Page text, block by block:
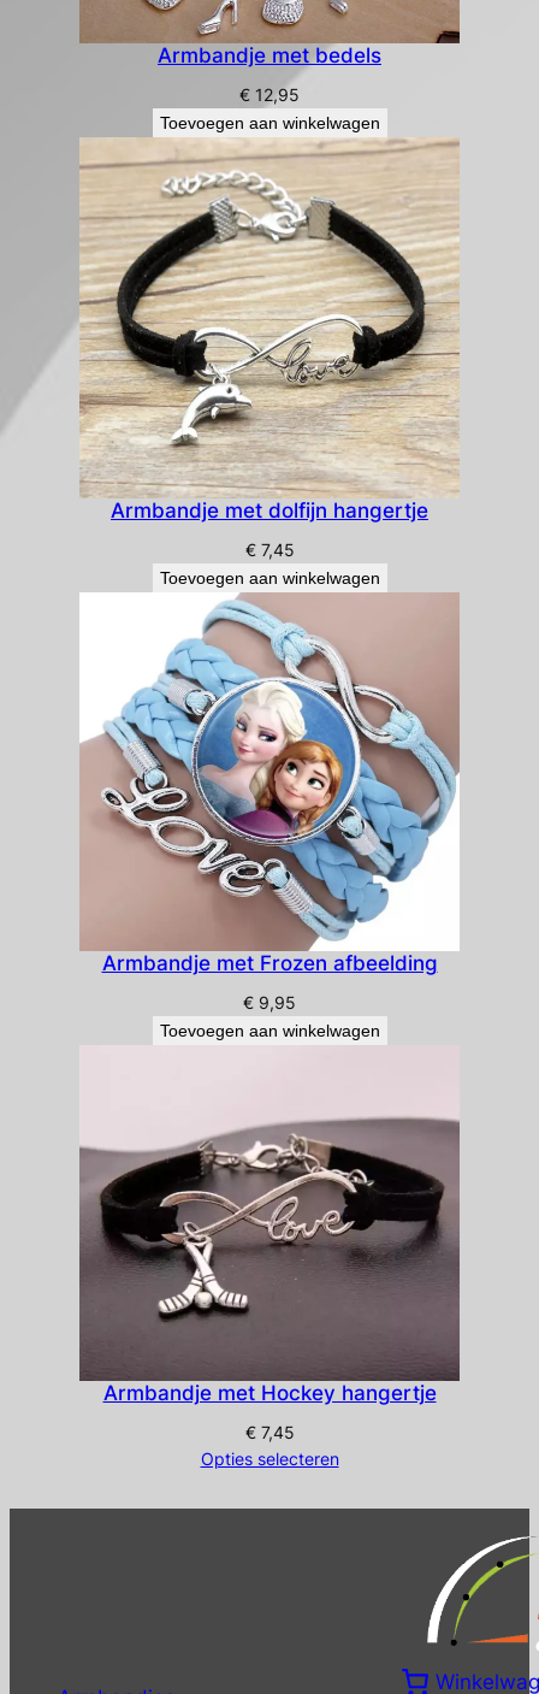
Armbandje met bedels
€ 12,95
Toevoegen aan winkelwagen
Armbandje met dolfijn hangertje
€7,45
Toevoegen aan winkelwagen
Armbandje met Frozen afbeelding
€ 9,95
Toevoegen aan winkelwagen
Armbandje met Hockey hangertje
€7,45
Opties selecteren